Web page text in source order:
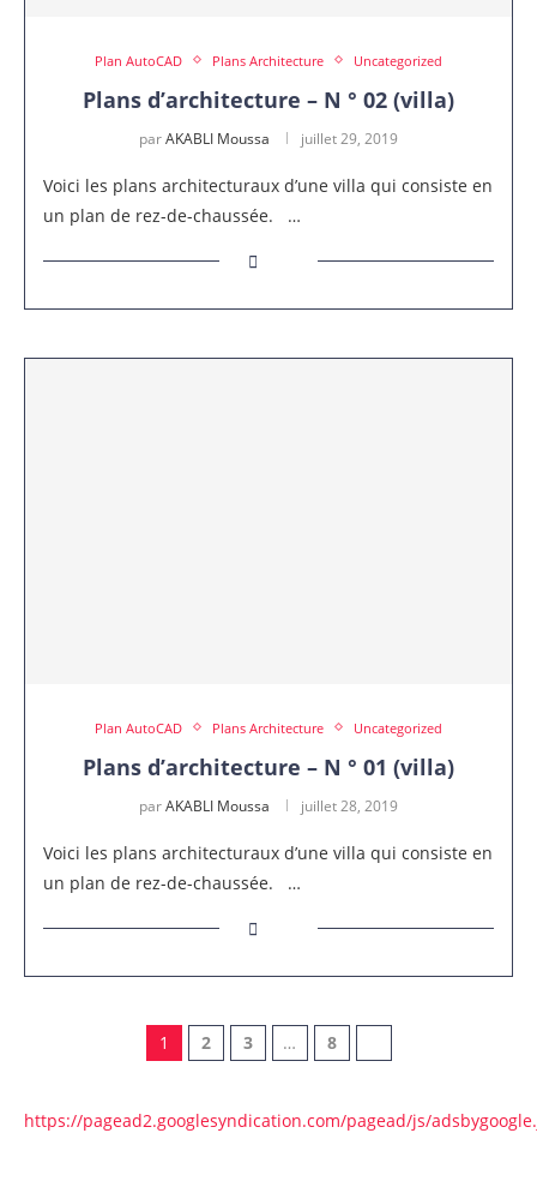
Plan AutoCAD Plans Architecture Uncategorized
Plans d’architecture – N ° 02 (villa)
parAKABLI Moussa juillet 29, 2019
Voici les plans architecturaux d’une villa qui consiste en
un plan de rez-de-chaussée. …
Plan AutoCAD Plans Architecture Uncategorized
Plans d’architecture – N ° 01 (villa)
parAKABLI Moussa juillet 28, 2019
Voici les plans architecturaux d’une villa qui consiste en
un plan de rez-de-chaussée. …
1 2 3 … 8
https://pagead2.googlesyndication.com/pagead/js/